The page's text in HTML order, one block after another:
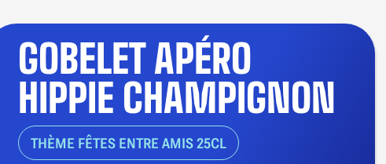
GOBELET APÉRO
HIPPIE CHAMPIGNON
THÈME FÊTES ENTRE AMIS 25CL